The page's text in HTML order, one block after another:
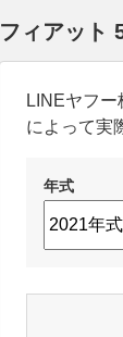
フィアット
LINEヤフ
によって実
年式